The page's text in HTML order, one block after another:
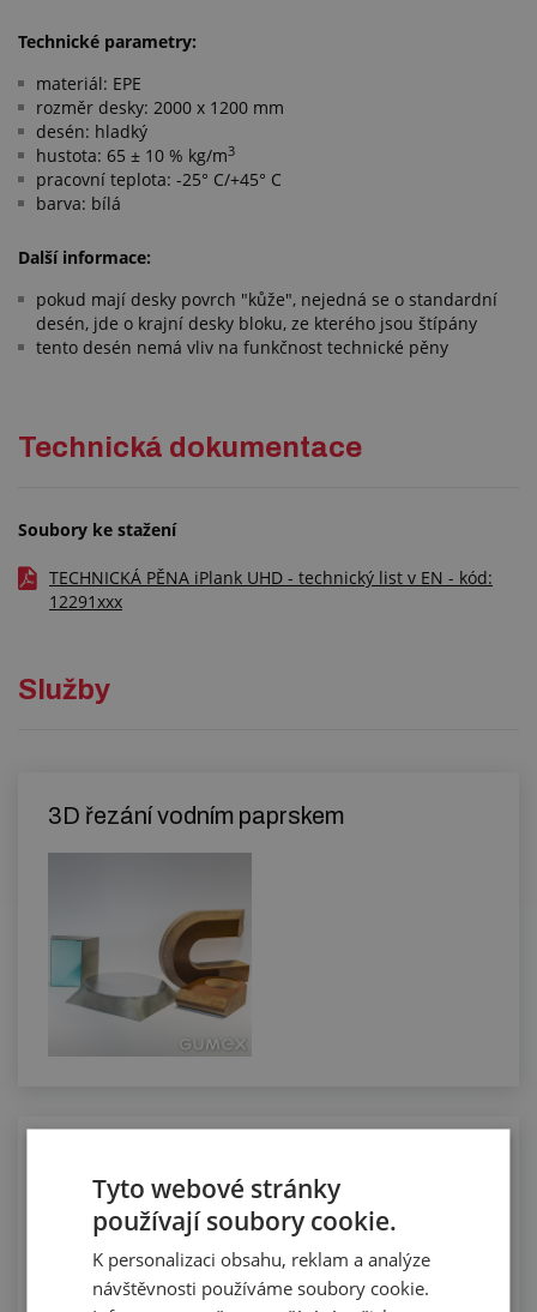
Technické parametry:
materiál: EPE
rozměr desky: 2000 x 1200 mm
desén: hladký
hustota: 65 ± 10 % kg/m3
pracovní teplota: -25° C/+45° C
barva: bílá
Další informace:
pokud mají desky povrch "kůže", nejedná se o standardní
desén, jde o krajní desky bloku, ze kterého jsou štípány
tento desén nemá vliv na funkčnost technické pěny
Technická dokumentace
Soubory ke stažení
TECHNICKÁ PĚNA iPlank UHD - technický list v EN - kód:
12291xxx
Služby
3D řezání vodním paprskem
Tyto webové stránky
používají soubory cookie.
K personalizaci obsahu, reklam a analýze
návštěvnosti používáme soubory cookie.